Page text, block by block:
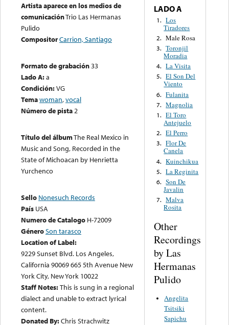
Artista aparece en los medios de
comunicaciónTrio Las Hermanas
Pulido
CompositorCarrion, Santiago
Formato de grabación33
Lado A:a
Condición:VG
Temawoman,vocal
Número de pista2
Título del álbumThe Real Mexico in
Music and Song, Recorded in the
State of Michoacan by Henrietta
Yurchenco
Sello Nonesuch Records
País USA
Numero de Catalogo H-72009
GéneroSon tarasco
Location of Label:
9229 Sunset Blvd. Los Angeles,
California 90069 665 5th Avenue New
York City, New York 10022
Staff Notes:This is sung in a regional
dialect and unable to extract lyrical
content.
Donated By:Chris Strachwitz
LADO A
1. Los
Tiradores
2. Male Rosa
3. Toronjil
Moradia
4. La Visita
5. El Son Del
Viento
6. Fulanita
7. Magnolia
1. El Toro
Antejuelo
2. El Perro
3. Flor De
Canela
4. Kuinchikua
5. La Reginita
6. Son De
Javalin
7. Malva
Rosita
Other
Recordings
by Las
Hermanas
Pulido
Angelita
Tsitsiki
Sapichu